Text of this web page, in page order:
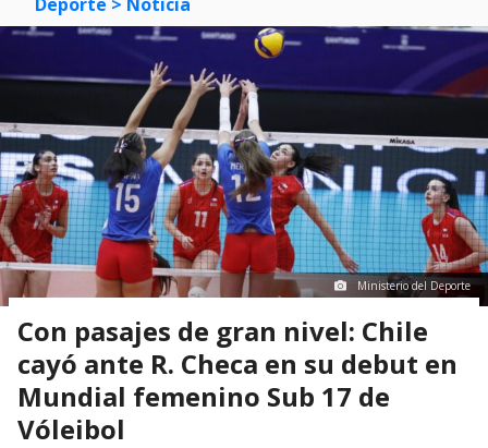
Ministerio del Deporte
Con pasajes de gran nivel: Chile
cayó ante R. Checa en su debut en
Mundial femenino Sub 17 de
Vóleibol